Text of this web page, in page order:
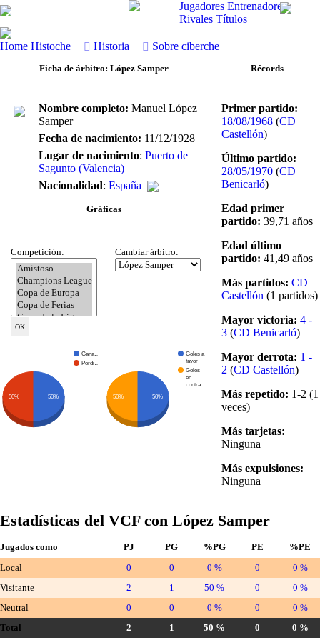
Jugadores Entrenadores
Rivales Títulos
Home Histoche Historia Sobre ciberche
Ficha de árbitro: López Samper
Nombre completo: Manuel López
Samper
Fecha de nacimiento: 11/12/1928
Lugar de nacimiento: Puerto de
Sagunto (Valencia)
Nacionalidad: España
Gráficas
Competición: Cambiar árbitro:
Gana…
Perdi…
50% 50%
Goles a
favor
Goles
en
contra
50% 50%
Récords
Primer partido:
18/08/1968 (CD
Castellón)
Último partido:
28/05/1970 (CD
Benicarló)
Edad primer
partido: 39,71 años
Edad último
partido: 41,49 años
Más partidos:CD
Castellón (1 partidos)
Mayor victoria: 4 -
3 (CD Benicarló)
Mayor derrota: 1 -
2 (CD Castellón)
Más repetido: 1-2 (1
veces)
Más tarjetas:
Ninguna
Más expulsiones:
Ninguna
Estadísticas del VCF con López Samper
Jugados como PJ PG %PG PE
%PE
Local
0 0 0 % 0
0 %
Visitante
2 1 50 % 0
0 %
Neutral
0 0 0 % 0
0 %
Total
2 1 50 % 0 0 %